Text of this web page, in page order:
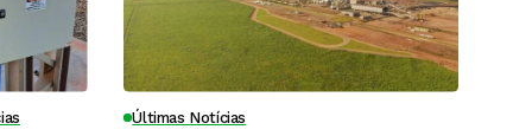
Últimas Notícias